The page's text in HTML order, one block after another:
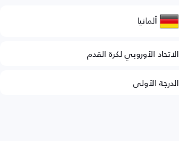
ألمانيا
الاتحاد الأوروبي لكرة القدم
الدرجة الأولى